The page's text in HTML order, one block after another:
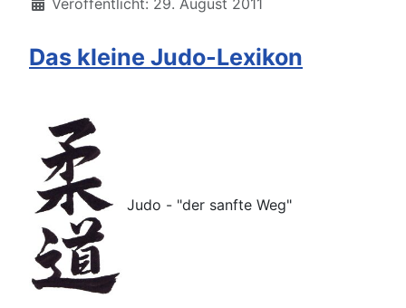
Das kleine Judo-Lexikon
Judo - "der sanfte Weg"